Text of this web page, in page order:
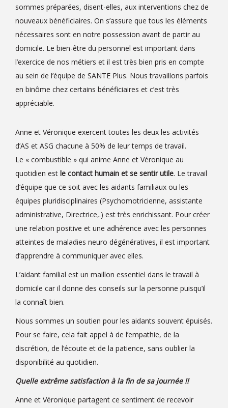
sommes préparées, disent-elles, aux interventions chez de
nouveaux bénéficiaires. On s’assure que tous les éléments
nécessaires sont en notre possession avant de partir au
domicile. Le bien-être du personnel est important dans
l’exercice de nos métiers et il est très bien pris en compte
au sein de l’équipe de SANTE Plus. Nous travaillons parfois
en binôme chez certains bénéficiaires et c’est très
appréciable.
Anne et Véronique exercent toutes les deux les activités
d’AS et ASG chacune à 50% de leur temps de travail.
Le « combustible » qui anime Anne et Véronique au
quotidien est le contact humain et se sentir utile. Le travail
d’équipe que ce soit avec les aidants familiaux ou les
équipes pluridisciplinaires (Psychomotricienne, assistante
administrative, Directrice,.) est très enrichissant. Pour créer
une relation positive et une adhérence avec les personnes
atteintes de maladies neuro dégénératives, il est important
d’apprendre à communiquer avec elles.
L’aidant familial est un maillon essentiel dans le travail à
domicile car il donne des conseils sur la personne puisqu’il
la connaît bien.
Nous sommes un soutien pour les aidants souvent épuisés.
Pour se faire, cela fait appel à de l’empathie, de la
discrétion, de l’écoute et de la patience, sans oublier la
disponibilité au quotidien.
Quelle extrême satisfaction à la fin de sa journée !!
Anne et Véronique partagent ce sentiment de recevoir